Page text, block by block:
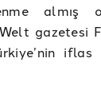
almış
gazetesi
iflas